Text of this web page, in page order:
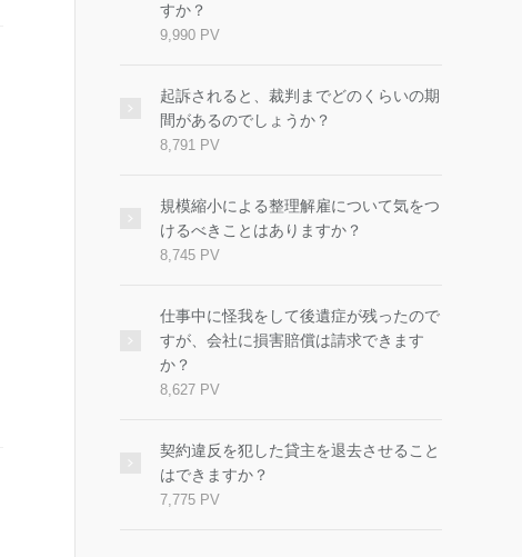
すか？
9,990 PV
起訴されると、裁判までどのくらいの期
間があるのでしょうか？
8,791 PV
規模縮小による整理解雇について気をつ
けるべきことはありますか？
8,745 PV
仕事中に怪我をして後遺症が残ったので
すが、会社に損害賠償は請求できます
か？
8,627 PV
契約違反を犯した貸主を退去させること
はできますか？
7,775 PV